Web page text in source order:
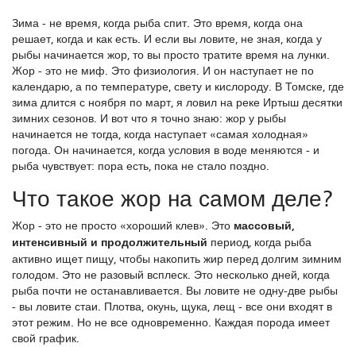
Зима - не время, когда рыба спит. Это время, когда она
решает, когда и как есть. И если вы ловите, не зная, когда у
рыбы начинается жор, то вы просто тратите время на лунки.
Жор - это не миф. Это физиология. И он наступает не по
календарю, а по температуре, свету и кислороду. В Томске, где
зима длится с ноября по март, я ловил на реке Иртыш десятки
зимних сезонов. И вот что я точно знаю: жор у рыбы
начинается не тогда, когда наступает «самая холодная»
погода. Он начинается, когда условия в воде меняются - и
рыба чувствует: пора есть, пока не стало поздно.
Что такое жор на самом деле?
Жор - это не просто «хороший клев». Это массовый,
интенсивный и продолжительный период, когда рыба
активно ищет пищу, чтобы накопить жир перед долгим зимним
голодом. Это не разовый всплеск. Это несколько дней, когда
рыба почти не останавливается. Вы ловите не одну-две рыбы
- вы ловите стаи. Плотва, окунь, щука, лещ - все они входят в
этот режим. Но не все одновременно. Каждая порода имеет
свой график.